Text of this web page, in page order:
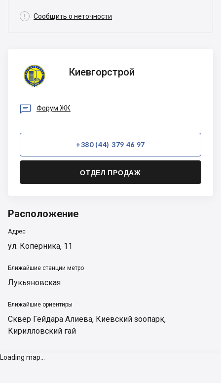
 Сообщить о неточности
Киевгорстрой
Киевгорстрой
 Форум ЖК
+380 (44) 379 46 97
ОТДЕЛ ПРОДАЖ
Расположение
Адрес
ул. Коперника, 11
Ближайшие станции метро
Лукьяновская
Ближайшие ориентиры
Сквер Гейдара Алиева, Киевский зоопарк,
Кирилловский гай
Loading map...